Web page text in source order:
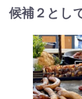
候補２とし